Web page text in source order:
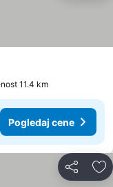
11.4 km
Pogledaj cene
Deli